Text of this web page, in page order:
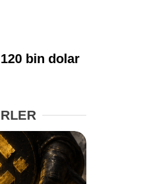
Facebook
bin dolar